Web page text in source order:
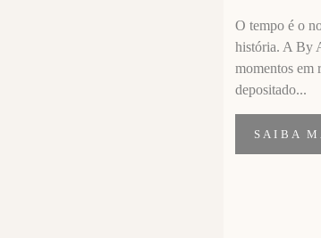
O tempo é o
história. A By
momentos em
depositado...
SAIBA